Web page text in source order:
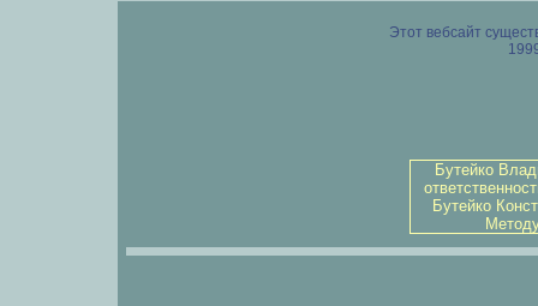
Этот вебсайт
Бутейко
Бутейко